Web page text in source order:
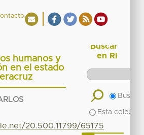
humanos y
en el estado
20.500.11799/65175
Buscar
en RI
Buscar
Esta